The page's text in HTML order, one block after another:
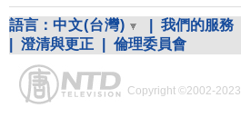
語言： 中文(台灣) 我們的服務
澄清與更正 倫理委員會
Copyright ©2002-2023